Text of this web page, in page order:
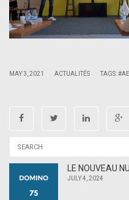
MAY 3, 2021 ACTUALITÉS TAGS:
LE NOUVEAU
JULY 4, 2024